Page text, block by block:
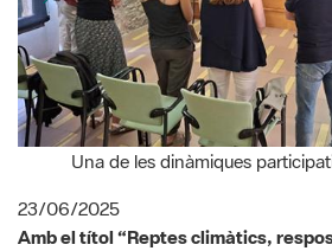
Una de les dinàmiques
23/06/2025
Amb el títol “Reptes climàtics,
Centre de Recursos del Castell de
del Castell de Montesquiu, va acollir
una setantena de participants en la